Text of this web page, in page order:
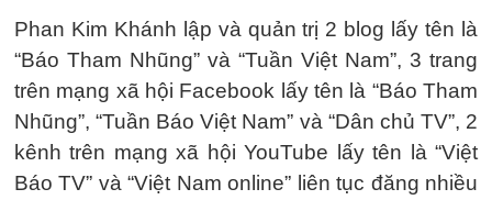
Phan Kim Khánh lập và quản trị 2 blog lấy tên là
“Báo Tham Nhũng” và “Tuần Việt Nam”, 3 trang
trên mạng xã hội Facebook lấy tên là “Báo Tham
Nhũng”, “Tuần Báo Việt Nam” và “Dân chủ TV”, 2
kênh trên mạng xã hội YouTube lấy tên là “Việt
Báo TV” và “Việt Nam online” liên tục đăng nhiều